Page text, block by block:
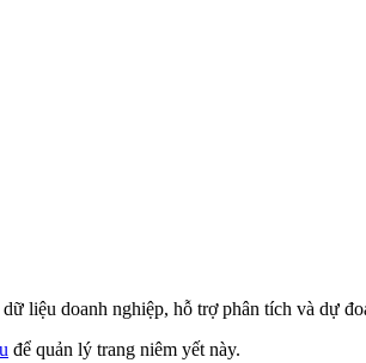
liệu doanh nghiệp, hỗ trợ phân tích và dự
để quản lý trang niêm yết này.